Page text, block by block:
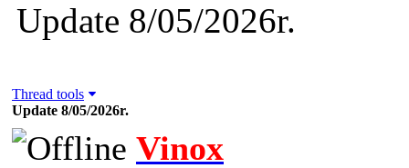
Update 8/05/2026r.
Thread tools
Update 8/05/2026r.
Vinox